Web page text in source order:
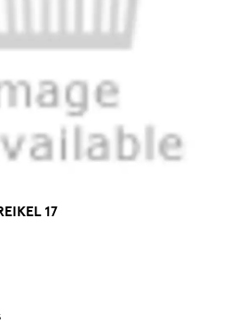
17